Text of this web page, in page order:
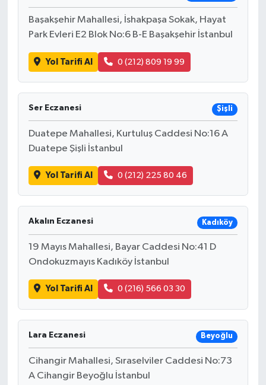
Başakşehir Mahallesi, İshakpaşa Sokak, Hayat
Park Evleri E2 Blok No:6 B-E Başakşehir İstanbul
Yol Tarifi Al 0 (212) 809 19 99
Ser Eczanesi Şişli
Duatepe Mahallesi, Kurtuluş Caddesi No:16 A
Duatepe Şişli İstanbul
Yol Tarifi Al 0 (212) 225 80 46
Akalın Eczanesi Kadıköy
19 Mayıs Mahallesi, Bayar Caddesi No:41 D
Ondokuzmayıs Kadıköy İstanbul
Yol Tarifi Al 0 (216) 566 03 30
Lara Eczanesi Beyoğlu
Cihangir Mahallesi, Sıraselviler Caddesi No:73
A Cihangir Beyoğlu İstanbul